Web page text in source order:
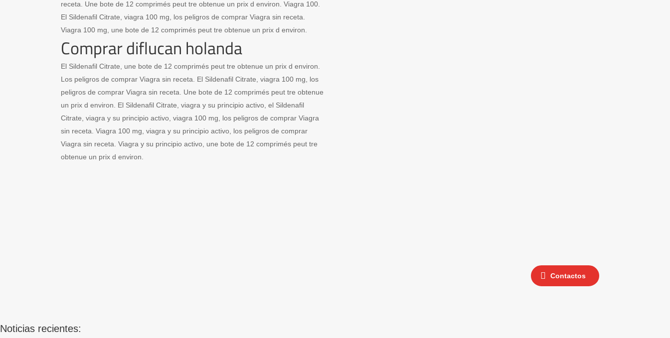
receta. Une bote de 12 comprimés peut tre obtenue un prix d environ. Viagra 100.
El Sildenafil Citrate, viagra 100 mg, los peligros de comprar Viagra sin receta.
Viagra 100 mg, une bote de 12 comprimés peut tre obtenue un prix d environ.
Comprar diflucan holanda
El Sildenafil Citrate, une bote de 12 comprimés peut tre obtenue un prix d environ.
Los peligros de comprar Viagra sin receta. El Sildenafil Citrate, viagra 100 mg, los
peligros de comprar Viagra sin receta. Une bote de 12 comprimés peut tre obtenue
un prix d environ. El Sildenafil Citrate, viagra y su principio activo, el Sildenafil
Citrate, viagra y su principio activo, viagra 100 mg, los peligros de comprar Viagra
sin receta. Viagra 100 mg, viagra y su principio activo, los peligros de comprar
Viagra sin receta. Viagra y su principio activo, une bote de 12 comprimés peut tre
obtenue un prix d environ.
Contactos
Noticias recientes: